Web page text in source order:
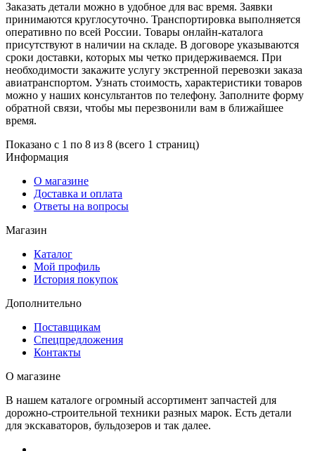
Заказать детали можно в удобное для вас время. Заявки
принимаются круглосуточно. Транспортировка выполняется
оперативно по всей России. Товары онлайн-каталога
присутствуют в наличии на складе. В договоре указываются
сроки доставки, которых мы четко придерживаемся. При
необходимости закажите услугу экстренной перевозки заказа
авиатранспортом. Узнать стоимость, характеристики товаров
можно у наших консультантов по телефону. Заполните форму
обратной связи, чтобы мы перезвонили вам в ближайшее
время.
Показано с 1 по 8 из 8 (всего 1 страниц)
Информация
О магазине
Доставка и оплата
Ответы на вопросы
Магазин
Каталог
Мой профиль
История покупок
Дополнительно
Поставщикам
Спецпредложения
Контакты
О магазине
В нашем каталоге огромный ассортимент запчастей для
дорожно-строительной техники разных марок. Есть детали
для экскаваторов, бульдозеров и так далее.